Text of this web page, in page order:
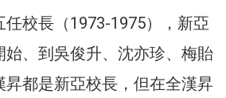
校長（1973-1975），新亞
始、到吳俊升、沈亦珍、梅貽
昇都是新亞校長，但在全漢昇